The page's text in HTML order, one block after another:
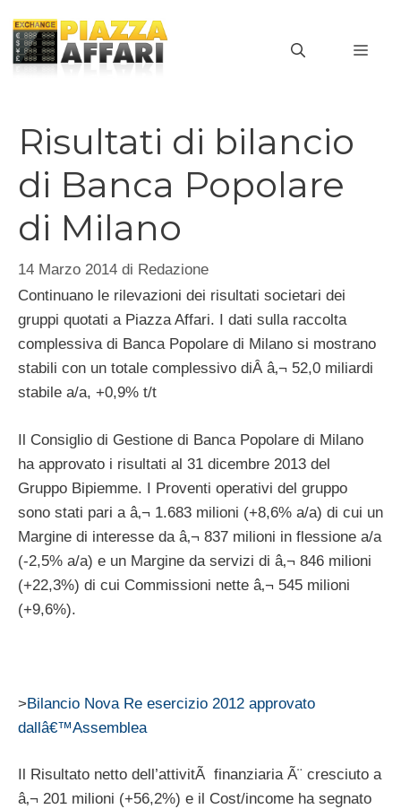
contenuto
Risultati di bilancio
di Banca Popolare
di Milano
14 Marzo 2014 di Redazione
Continuano le rilevazioni dei risultati societari dei
gruppi quotati a Piazza Affari. I dati sulla raccolta
complessiva di Banca Popolare di Milano si mostrano
stabili con un totale complessivo diÂ â‚¬ 52,0 miliardi
stabile a/a, +0,9% t/t
Il Consiglio di Gestione di Banca Popolare di Milano
ha approvato i risultati al 31 dicembre 2013 del
Gruppo Bipiemme. I Proventi operativi del gruppo
sono stati pari a â‚¬ 1.683 milioni (+8,6% a/a) di cui un
Margine di interesse da â‚¬ 837 milioni in flessione a/a
(-2,5% a/a) e un Margine da servizi di â‚¬ 846 milioni
(+22,3%) di cui Commissioni nette â‚¬ 545 milioni
(+9,6%).
>Bilancio Nova Re esercizio 2012 approvato
dallâ€™Assemblea
Il Risultato netto dell’attivitÃ finanziaria Ã¨ cresciuto a
â‚¬ 201 milioni (+56,2%) e il Cost/income ha segnato